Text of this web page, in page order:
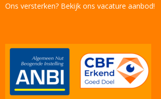
Ons versterken? Bekijk ons vacature aanbod!